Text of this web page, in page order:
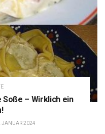
– Wirklich ein
JANUAR 2024